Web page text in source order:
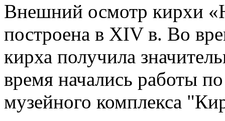
Внешний осмотр кирхи
построена в XIV в. Во
кирха получила
время начались работы
музейного комплекса